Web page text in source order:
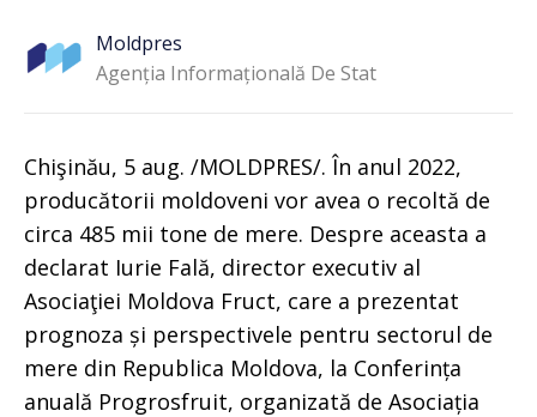
Moldpres
Agenția Informațională De Stat
Chişinău, 5 aug. /MOLDPRES/. În anul 2022,
producătorii moldoveni vor avea o recoltă de
circa 485 mii tone de mere. Despre aceasta a
declarat Iurie Fală, director executiv al
Asociaţiei Moldova Fruct, care a prezentat
prognoza și perspectivele pentru sectorul de
mere din Republica Moldova, la Conferința
anuală Progrosfruit, organizată de Asociația